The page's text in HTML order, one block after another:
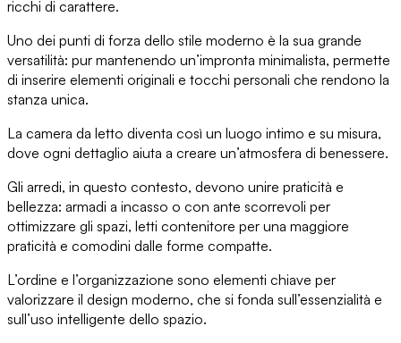
ricchi di carattere.
Uno dei punti di forza dello stile moderno è la sua grande
versatilità: pur mantenendo un’impronta minimalista, permette
di inserire elementi originali e tocchi personali che rendono la
stanza unica.
La camera da letto diventa così un luogo intimo e su misura,
dove ogni dettaglio aiuta a creare un’atmosfera di benessere.
Gli arredi, in questo contesto, devono unire praticità e
bellezza: armadi a incasso o con ante scorrevoli per
ottimizzare gli spazi, letti contenitore per una maggiore
praticità e comodini dalle forme compatte.
L’ordine e l’organizzazione sono elementi chiave per
valorizzare il design moderno, che si fonda sull’essenzialità e
sull’uso intelligente dello spazio.